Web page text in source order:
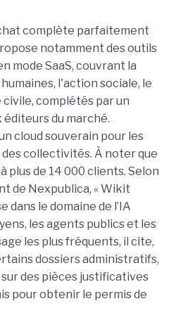
complète parfaitement
notamment des outils
mode SaaS, couvrant la
l'action sociale, le
complétés par un
du marché.
cloud souverain pour les
collectivités. À noter que
plus de 14 000 clients. Selon
de Nexpublica, « Wikit
le domaine de l’IA
les agents publics et les
les plus fréquents, il cite,
dossiers administratifs,
des pièces justificatives
pour obtenir le permis de